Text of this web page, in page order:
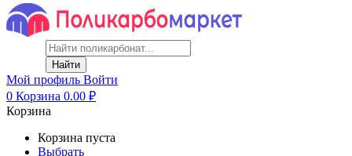
Найти
Мой профиль Войти
0 Корзина 0.00 ₽
Корзина
Корзина пуста
Выбрать